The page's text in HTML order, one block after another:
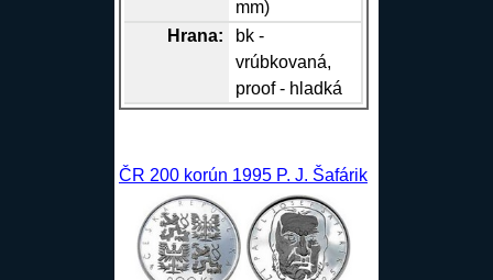
mm)
Hrana:
bk -
vrúbkovaná,
proof - hladká
ČR 200 korún 1995 P. J. Šafárik